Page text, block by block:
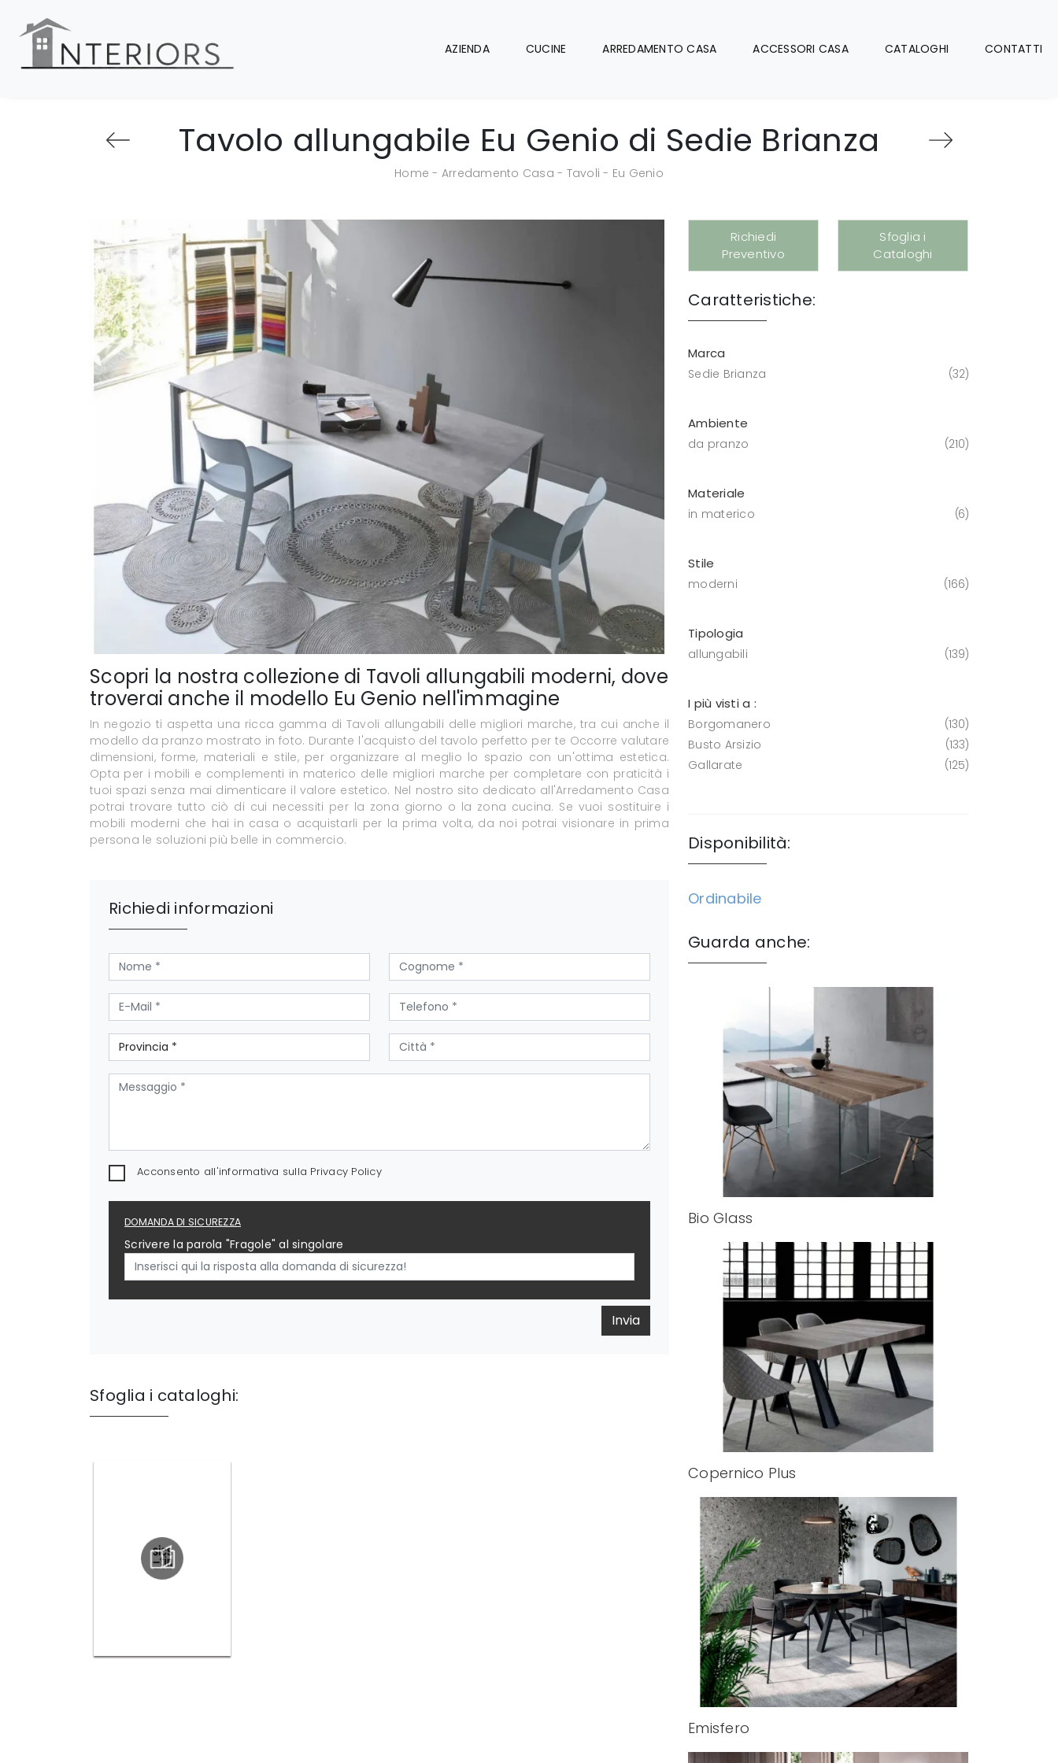
AZIENDA CUCINE ARREDAMENTO CASA ACCESSORI CASA CATALOGHI CONTATTI
Tavolo allungabile Eu Genio di Sedie Brianza
Home - Arredamento Casa - Tavoli - Eu Genio
Scopri la nostra collezione di Tavoli allungabili moderni, dove
troverai anche il modello Eu Genio nell'immagine
In negozio ti aspetta una ricca gamma di Tavoli allungabili delle migliori marche, tra cui anche il
modello da pranzo mostrato in foto. Durante l'acquisto del tavolo perfetto per te Occorre valutare
dimensioni, forme, materiali e stile, per organizzare al meglio lo spazio con un'ottima estetica.
Opta per i mobili e complementi in materico delle migliori marche per completare con praticità i
tuoi spazi senza mai dimenticare il valore estetico. Nel nostro sito dedicato all'Arredamento Casa
potrai trovare tutto ciò di cui necessiti per la zona giorno o la zona cucina. Se vuoi sostituire i
mobili moderni che hai in casa o acquistarli per la prima volta, da noi potrai visionare in prima
persona le soluzioni più belle in commercio.
Richiedi informazioni
Acconsento all'informativa sulla Privacy Policy
DOMANDA DI SICUREZZA
Scrivere la parola "Fragole" al singolare
Invia
Sfoglia i cataloghi:
Richiedi
Preventivo
Sfoglia i
Cataloghi
Caratteristiche:
Marca
Sedie Brianza 32
Ambiente
da pranzo 210
Materiale
in materico 6
Stile
moderni 166
Tipologia
allungabili 139
I più visti a :
Borgomanero
130
Busto Arsizio
133
Gallarate
125
Disponibilità:
Ordinabile
Guarda anche:
Bio Glass
Copernico Plus
Emisfero